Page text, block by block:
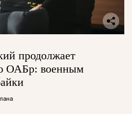
продолжает
ОАБр: военным